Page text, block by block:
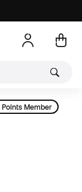
Points Member